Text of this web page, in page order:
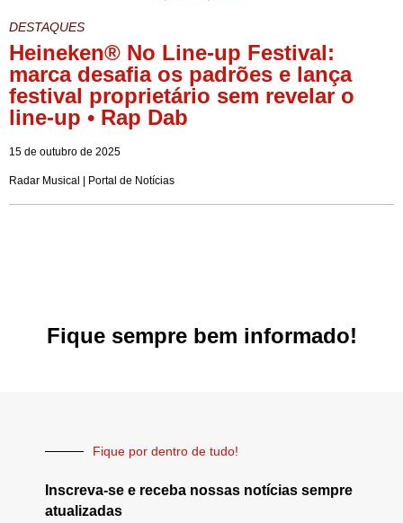
DESTAQUES
Heineken® No Line-up Festival:
marca desafia os padrões e lança
festival proprietário sem revelar o
line-up • Rap Dab
15 de outubro de 2025
Radar Musical | Portal de Notícias
Fique sempre bem informado!
Fique por dentro de tudo!
Inscreva-se e receba nossas notícias sempre
atualizadas